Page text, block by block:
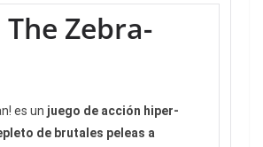
Zebra-
es un juego de acción hiper-
de brutales peleas a